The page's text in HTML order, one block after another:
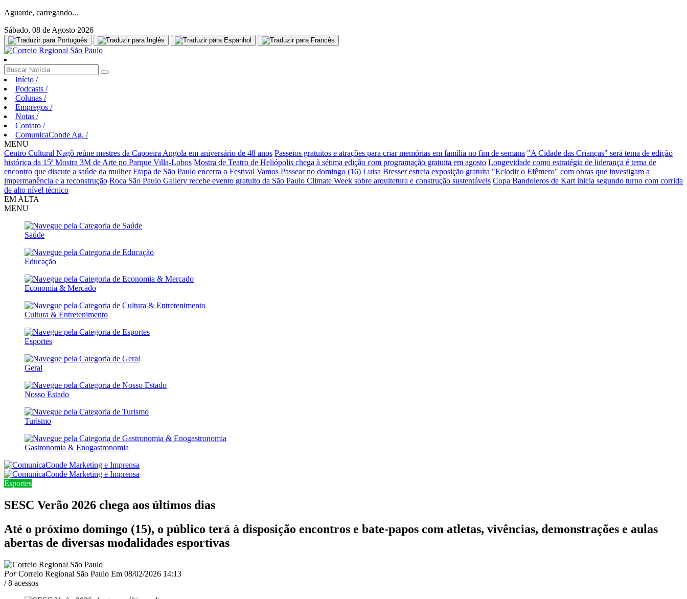
Aguarde, carregando...
Sábado, 08 de Agosto 2026
Início /
Podcasts /
Colunas /
Empregos /
Notas /
Contato /
ComunicaConde Ag. /
MENU
Centro Cultural Nagô reúne mestres da Capoeira Angola em aniversário de 48 anos Passeios gratuitos e atrações para criar memórias em família no fim de semana "A Cidade das Crianças" será tema de edição
histórica da 15ª Mostra 3M de Arte no Parque Villa-Lobos Mostra de Teatro de Heliópolis chega à sétima edição com programação gratuita em agosto Longevidade como estratégia de liderança é tema de
encontro que discute a saúde da mulher Etapa de São Paulo encerra o Festival Vamos Passear no domingo (16) Luisa Bresser estreia exposição gratuita "Eclodir o Efêmero" com obras que investigam a
impermanência e a reconstrução Roca São Paulo Gallery recebe evento gratuito da São Paulo Climate Week sobre arquitetura e construção sustentáveis Copa Bandoleros de Kart inicia segundo turno com corrida
de alto nível técnico
EM ALTA
MENU
Saúde
Educação
Economia & Mercado
Cultura & Entretenimento
Esportes
Geral
Nosso Estado
Turismo
Gastronomia & Enogastronomia
Esportes
SESC Verão 2026 chega aos últimos dias
Até o próximo domingo (15), o público terá à disposição encontros e bate-papos com atletas, vivências, demonstrações e aulas
abertas de diversas modalidades esportivas
PorCorreio Regional São Paulo Em 08/02/2026 14:13
/ 8 acessos